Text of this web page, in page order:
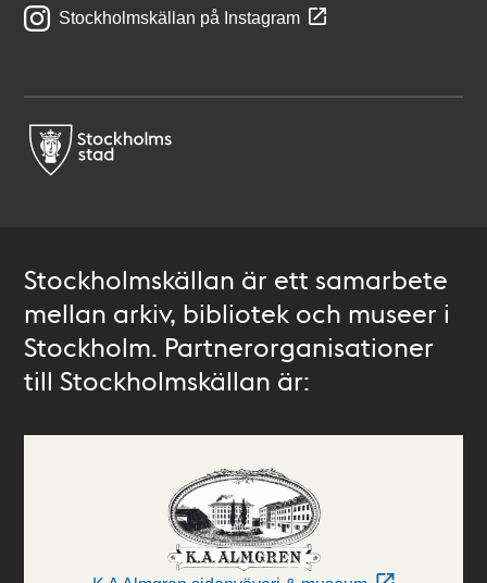
Stockholmskällan på Instagram
Stockholmskällan är ett samarbete
mellan arkiv, bibliotek och museer i
Stockholm. Partnerorganisationer
till Stockholmskällan är: